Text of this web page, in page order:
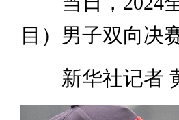
目）男子双向决
新华社记者